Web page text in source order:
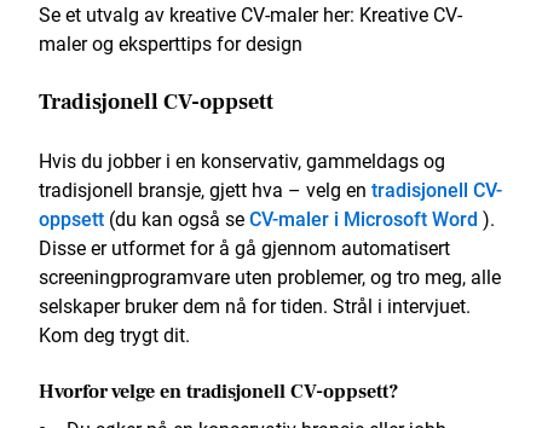
Se et utvalg av kreative CV-maler her: Kreative CV-
maler og eksperttips for design
Tradisjonell CV-oppsett
Hvis du jobber i en konservativ, gammeldags og
tradisjonell bransje, gjett hva – velg en tradisjonell CV-
oppsett (du kan også seCV-maler i Microsoft Word ).
Disse er utformet for å gå gjennom automatisert
screeningprogramvare uten problemer, og tro meg, alle
selskaper bruker dem nå for tiden. Strål i intervjuet.
Kom deg trygt dit.
Hvorfor velge en tradisjonell CV-oppsett?